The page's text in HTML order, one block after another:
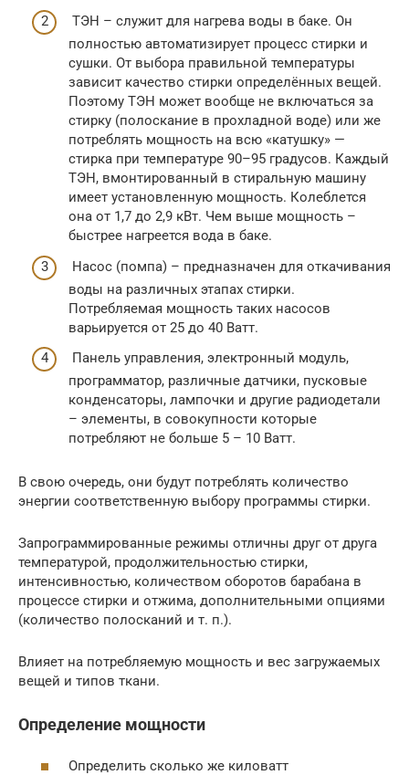
ТЭН – служит для нагрева воды в баке. Он
полностью автоматизирует процесс стирки и
сушки. От выбора правильной температуры
зависит качество стирки определённых вещей.
Поэтому ТЭН может вообще не включаться за
стирку (полоскание в прохладной воде) или же
потреблять мощность на всю «катушку» —
стирка при температуре 90–95 градусов. Каждый
ТЭН, вмонтированный в стиральную машину
имеет установленную мощность. Колеблется
она от 1,7 до 2,9 кВт. Чем выше мощность –
быстрее нагреется вода в баке.
Насос (помпа) – предназначен для откачивания
воды на различных этапах стирки.
Потребляемая мощность таких насосов
варьируется от 25 до 40 Ватт.
Панель управления, электронный модуль,
программатор, различные датчики, пусковые
конденсаторы, лампочки и другие радиодетали
– элементы, в совокупности которые
потребляют не больше 5 – 10 Ватт.
В свою очередь, они будут потреблять количество
энергии соответственную выбору программы стирки.
Запрограммированные режимы отличны друг от друга
температурой, продолжительностью стирки,
интенсивностью, количеством оборотов барабана в
процессе стирки и отжима, дополнительными опциями
(количество полосканий и т. п.).
Влияет на потребляемую мощность и вес загружаемых
вещей и типов ткани.
Определение мощности
Определить сколько же киловатт